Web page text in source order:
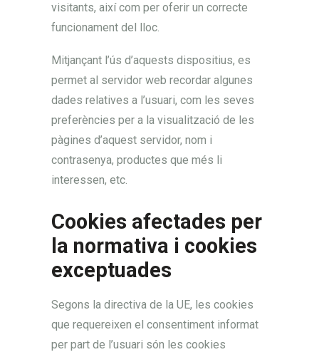
visitants, així com per oferir un correcte
funcionament del lloc.
Mitjançant l’ús d’aquests dispositius, es
permet al servidor web recordar algunes
dades relatives a l’usuari, com les seves
preferències per a la visualització de les
pàgines d’aquest servidor, nom i
contrasenya, productes que més li
interessen, etc.
Cookies afectades per
la normativa i cookies
exceptuades
Segons la directiva de la UE, les cookies
que requereixen el consentiment informat
per part de l’usuari són les cookies